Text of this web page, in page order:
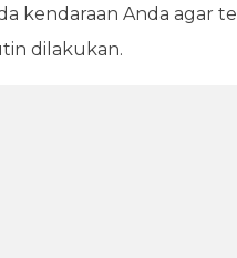
kendaraan Anda agar
dilakukan.